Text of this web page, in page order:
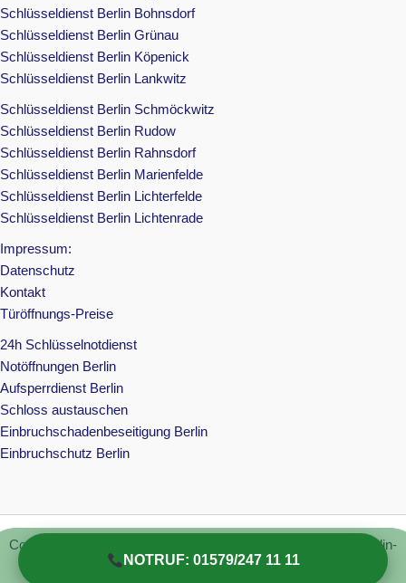
Schlüsseldienst Berlin Bohnsdorf
Schlüsseldienst Berlin Grünau
Schlüsseldienst Berlin Köpenick
Schlüsseldienst Berlin Lankwitz
Schlüsseldienst Berlin Schmöckwitz
Schlüsseldienst Berlin Rudow
Schlüsseldienst Berlin Rahnsdorf
Schlüsseldienst Berlin Marienfelde
Schlüsseldienst Berlin Lichterfelde
Schlüsseldienst Berlin Lichtenrade
Impressum:
Datenschutz
Kontakt
Türöffnungs-Preise
24h Schlüsselnotdienst
Notöffnungen Berlin
Aufsperrdienst Berlin
Schloss austauschen
Einbruchschadenbeseitigung Berlin
Einbruchschutz Berlin
Copyright © 2026 Schlüsseldienst Berlin | schluesseldienst-berlin-
24std.de
NOTRUF: 01579/247 11 11